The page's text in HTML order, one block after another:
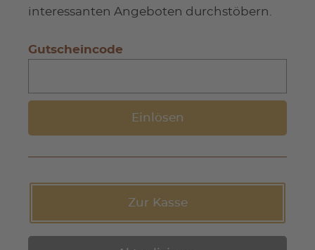
interessanten Angeboten durchstöbern.
Gutscheincode